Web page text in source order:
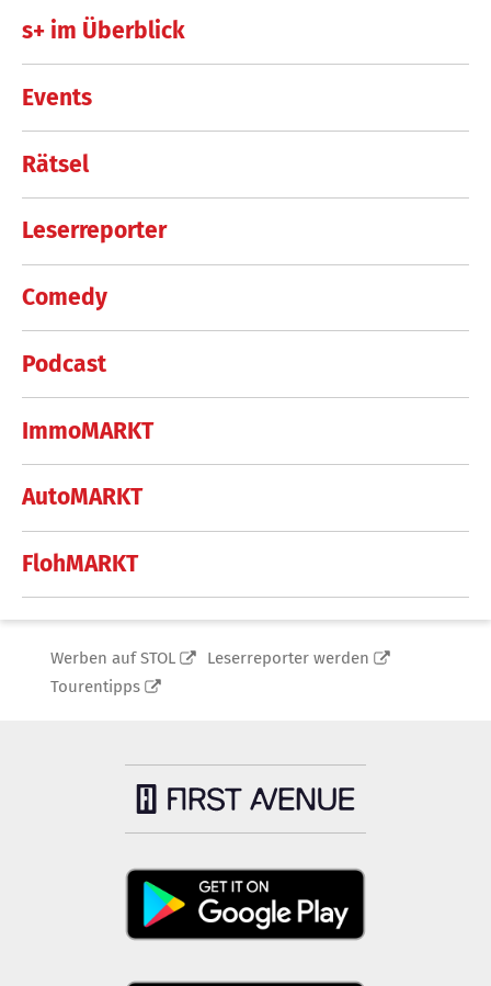
s+ im Überblick
Events
Rätsel
Leserreporter
Comedy
Podcast
ImmoMARKT
AutoMARKT
FlohMARKT
Werben auf STOL
Leserreporter werden
Tourentipps